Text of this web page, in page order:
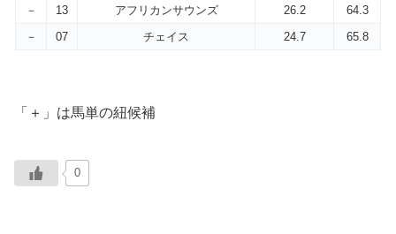
－
13 アフリカンサウンズ 26.2
64.3
－
07 チェイス 24.7 65.8
「＋」は馬単の紐候補
0